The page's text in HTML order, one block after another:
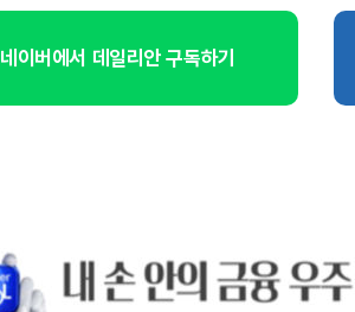
네이버에서 데일리안 구독하기